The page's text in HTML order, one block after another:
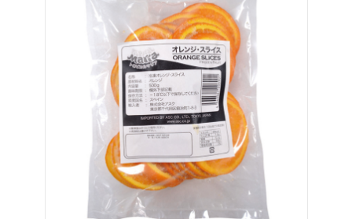
かき氷にもドリンクにも
ガムシロップ
トッピング・製菓材料
練乳・コンデンスミルク あずき・餡
冷凍フルーツ
白玉もち・わらび餅
ソース・クリーム・フィリング等
ピューレ・ペースト
その他のトッピング材料
ピックアップ商品
当サイトについて